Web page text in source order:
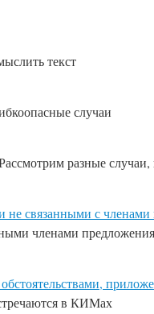
текст
случаи
разные случаи,
не связанными с
членами
в КИМах